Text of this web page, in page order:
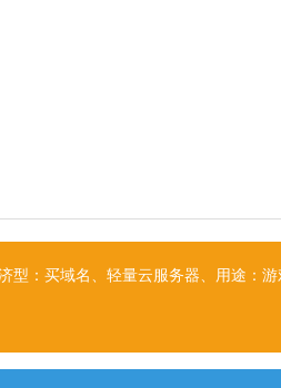
型：买域名、轻量云服务器、用途：